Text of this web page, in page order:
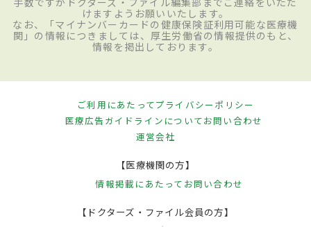
けますようお願いいたします。
なお、「マイナンバーカードの健康保険証利用可能な医療機
関」の情報につきましては、厚生労働省の情報提供のもと、
情報を掲出しております。
ご利用にあたってプライバシーポリシー
医療広告ガイドラインについてお問い合わせ
運営会社
【医療機関の方】
情報掲載にあたって お問い合わせ
【ドクターズ・ファイル会員の方】